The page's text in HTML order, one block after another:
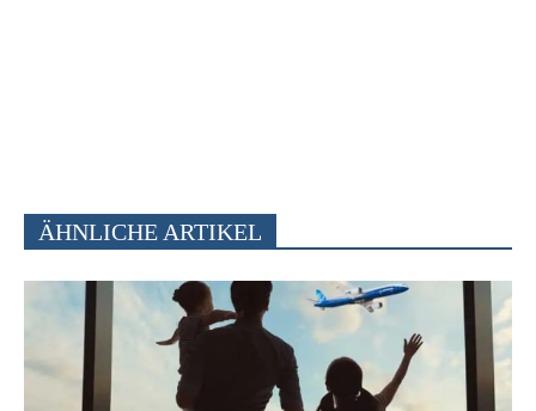
ÄHNLICHE ARTIKEL